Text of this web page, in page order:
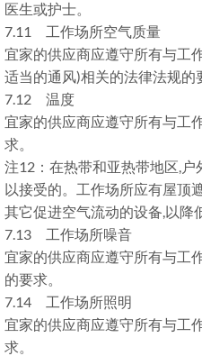
医生或护士。
7.11 工作场所空气质量
宜家的供应商应遵守所有与工
适当的通风)相关的法律法规的
7.12 温度
宜家的供应商应遵守所有与工
求。
注12：在热带和亚热带地区,
以接受的。工作场所应有屋顶
其它促进空气流动的设备,以降
7.13 工作场所噪音
宜家的供应商应遵守所有与工
的要求。
7.14 工作场所照明
宜家的供应商应遵守所有与工
求。